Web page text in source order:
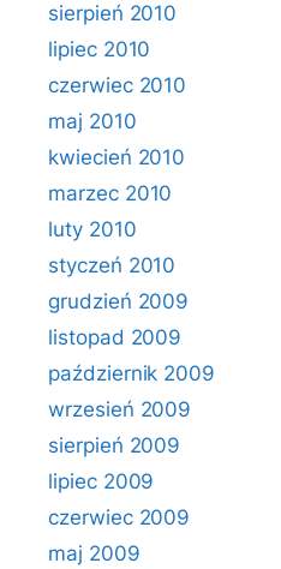
sierpień 2010
lipiec 2010
czerwiec 2010
maj 2010
kwiecień 2010
marzec 2010
luty 2010
styczeń 2010
grudzień 2009
listopad 2009
październik 2009
wrzesień 2009
sierpień 2009
lipiec 2009
czerwiec 2009
maj 2009